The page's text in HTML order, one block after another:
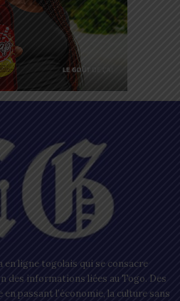
en ligne togolais qui se consacre
des informations liées au Togo. Des
passant l’économie, la culture sans